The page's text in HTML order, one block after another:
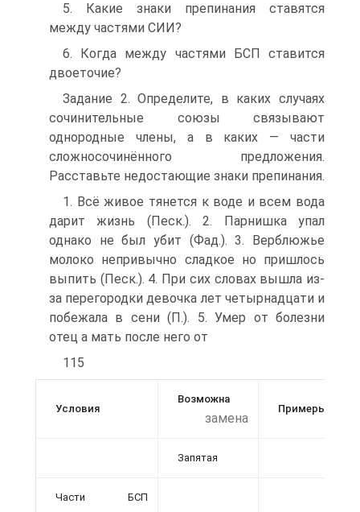
5. Какие знаки препинания ставятся
между частями СИИ?
6. Когда между частями БСП ставится
двоеточие?
Задание 2. Определите, в каких случаях
сочинительные союзы связывают
однородные члены, а в каких — части
сложносочинённого предложения.
Расставьте недостающие знаки препинания.
1. Всё живое тянется к воде и всем вода
дарит жизнь (Песк.). 2. Парнишка упал
однако не был убит (Фад.). 3. Верблюжье
молоко непривычно сладкое но пришлось
выпить (Песк.). 4. При сих словах вышла из-
за перегородки девочка лет четырнадцати и
побежала в сени (П.). 5. Умер от болезни
отец а мать после него от
115
Условия
Возможна
замена
Примеры
Запятая
Части БСП